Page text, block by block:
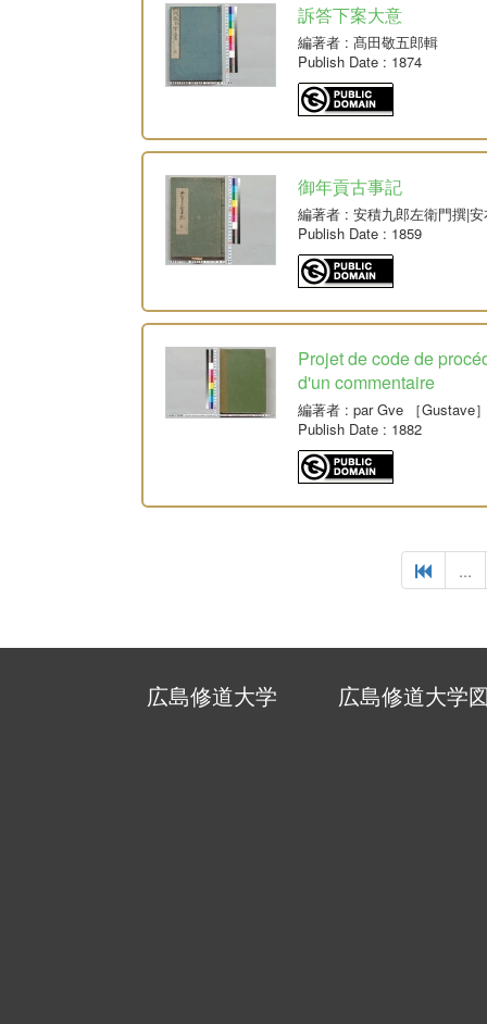
訴答下案大意
編著者 : 髙田敬五郎輯
Publish Date : 1874
御年貢古事記
編著者 : 安積九郎左衛門撰|
Publish Date : 1859
Projet de code de
d'un commentaire
編著者 : par Gve ［Gustave
Publish Date : 1882
...
広島修道大学 広島修道大学